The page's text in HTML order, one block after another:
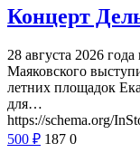
Концерт
28 августа 2026
Маяковского
летних площадок
для…
https://schema.org/
500 ₽ 187 0